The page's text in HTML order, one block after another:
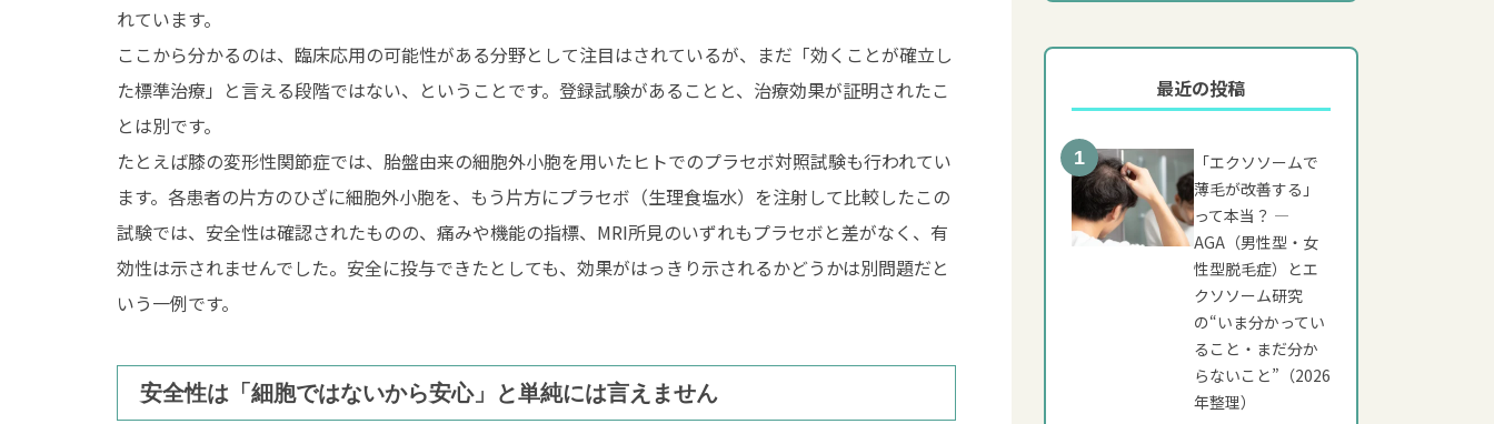
抜け毛
当院について
価格について
診察予約
プライバシーポリシー
エクソソームブログ
エクソソームの基礎知識
副作用とデメリット
タイムライン
れています。
ここから分かるのは、臨床応用の可能性がある分野として注目はされているが、まだ「効くことが確立し
た標準治療」と言える段階ではない、ということです。登録試験があることと、治療効果が証明されたこ
とは別です。
たとえば膝の変形性関節症では、胎盤由来の細胞外小胞を用いたヒトでのプラセボ対照試験も行われてい
ます。各患者の片方のひざに細胞外小胞を、もう片方にプラセボ（生理食塩水）を注射して比較したこの
試験では、安全性は確認されたものの、痛みや機能の指標、MRI所見のいずれもプラセボと差がなく、有
効性は示されませんでした。安全に投与できたとしても、効果がはっきり示されるかどうかは別問題だと
いう一例です。
安全性は「細胞ではないから安心」と単純には言えません
最近の投稿
「エクソソームで
薄毛が改善する」
って本当？ ―
AGA（男性型・女
性型脱毛症）とエ
クソソーム研究
の“いま分かってい
ること・まだ分か
らないこと”（2026
年整理）